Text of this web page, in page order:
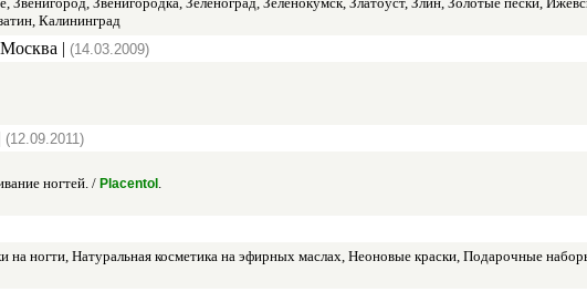
Калининград
| (14.03.2009)
(12.09.2011)
ногтей. / Placentol .
на ногти, Натуральная косметика на эфирных маслах, Неоновые краски, Подарочные